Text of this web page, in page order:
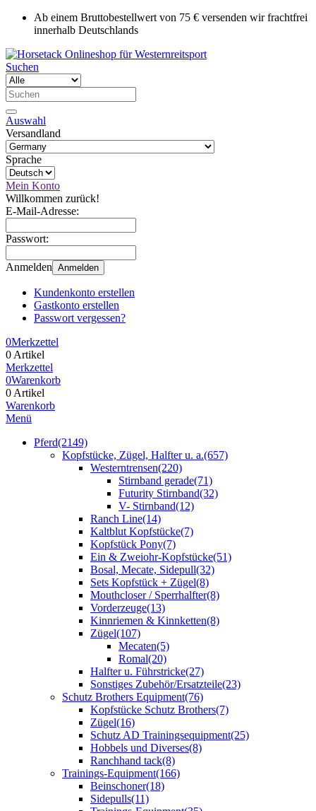
Ab einem Bruttobestellwert von 75 € versenden wir frachtfrei
innerhalb Deutschlands
Suchen
Auswahl
Versandland
Sprache
Mein Konto
Willkommen zurück!
E-Mail-Adresse:
Passwort:
Anmelden Anmelden
Kundenkonto erstellen
Gastkonto erstellen
Passwort vergessen?
0Merkzettel
0 Artikel
Merkzettel
0Warenkorb
0 Artikel
Warenkorb
Menü
Pferd(2149)
Kopfstücke, Zügel, Halfter u. a.(657)
Westerntrensen(220)
Stirnband gerade(71)
Futurity Stirnband(32)
V- Stirnband(12)
Ranch Line(14)
Kaltblut Kopfstücke(7)
Kopfstück Pony(7)
Ein & Zweiohr-Kopfstücke(51)
Bosal, Mecate, Sidepull(32)
Sets Kopfstück + Zügel(8)
Mouthcloser / Sperrhalfter(8)
Vorderzeuge(13)
Kinnriemen & Kinnketten(8)
Zügel(107)
Mecaten(5)
Romal(20)
Halfter u. Führstricke(27)
Sonstiges Zubehör/Ersatzteile(23)
Schutz Brothers Equipment(76)
Kopfstücke Schutz Brothers(7)
Zügel(16)
Schutz AD Trainingsequipment(25)
Hobbels und Diverses(8)
Ranchhand tack(8)
Trainings-Equipment(166)
Beinschoner(18)
Sidepulls(11)